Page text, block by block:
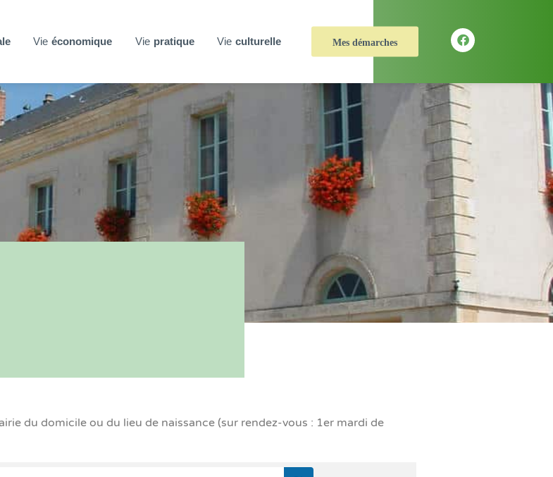
Vie économique Vie pratique Vie culturelle Mes démarches
du domicile ou du lieu de naissance (sur rendez-vous : 1er mardi de